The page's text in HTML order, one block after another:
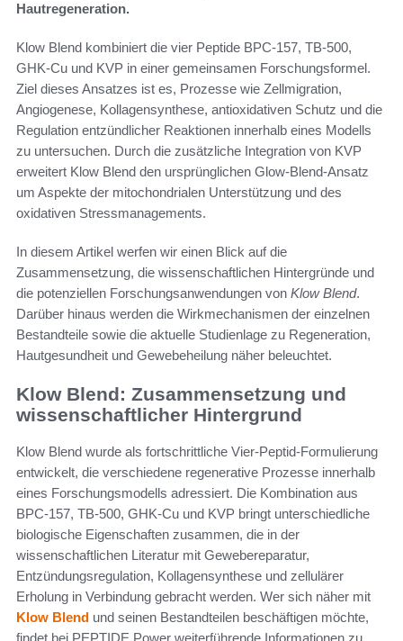
Hautregeneration.
Klow Blend kombiniert die vier Peptide BPC-157, TB-500,
GHK-Cu und KVP in einer gemeinsamen Forschungsformel.
Ziel dieses Ansatzes ist es, Prozesse wie Zellmigration,
Angiogenese, Kollagensynthese, antioxidativen Schutz und die
Regulation entzündlicher Reaktionen innerhalb eines Modells
zu untersuchen. Durch die zusätzliche Integration von KVP
erweitert Klow Blend den ursprünglichen Glow-Blend-Ansatz
um Aspekte der mitochondrialen Unterstützung und des
oxidativen Stressmanagements.
In diesem Artikel werfen wir einen Blick auf die
Zusammensetzung, die wissenschaftlichen Hintergründe und
die potenziellen Forschungsanwendungen von Klow Blend.
Darüber hinaus werden die Wirkmechanismen der einzelnen
Bestandteile sowie die aktuelle Studienlage zu Regeneration,
Hautgesundheit und Gewebeheilung näher beleuchtet.
Klow Blend: Zusammensetzung und
wissenschaftlicher Hintergrund
Klow Blend wurde als fortschrittliche Vier-Peptid-Formulierung
entwickelt, die verschiedene regenerative Prozesse innerhalb
eines Forschungsmodells adressiert. Die Kombination aus
BPC-157, TB-500, GHK-Cu und KVP bringt unterschiedliche
biologische Eigenschaften zusammen, die in der
wissenschaftlichen Literatur mit Gewebereparatur,
Entzündungsregulation, Kollagensynthese und zellulärer
Erholung in Verbindung gebracht werden. Wer sich näher mit
Klow Blend und seinen Bestandteilen beschäftigen möchte,
findet bei PEPTIDE.Power weiterführende Informationen zu